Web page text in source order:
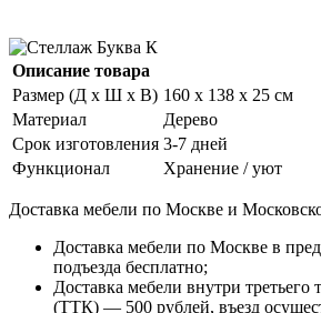
Описание товара
Размер (Д х Ш х В) 160 х 138 х 25 см
Материал
Дерево
Срок изготовления 3-7 дней
Функционал
Хранение / уют
Доставка мебели по Москве и
Доставка мебели по Москве в
подъезда бесплатно;
Доставка мебели внутри третьего
(ТТК) — 500 рублей, въезд